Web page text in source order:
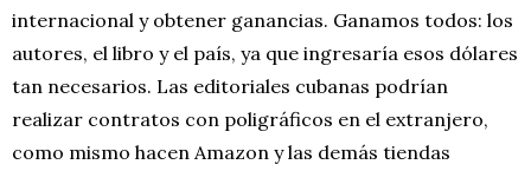
internacional y obtener ganancias. Ganamos todos: los
autores, el libro y el país, ya que ingresaría esos dólares
tan necesarios. Las editoriales cubanas podrían
realizar contratos con poligráficos en el extranjero,
como mismo hacen Amazon y las demás tiendas